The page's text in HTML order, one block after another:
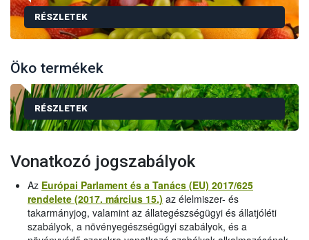
RÉSZLETEK
Öko termékek
RÉSZLETEK
Vonatkozó jogszabályok
Az Európai Parlament és a Tanács (EU) 2017/625
rendelete (2017. március 15.) az élelmiszer- és
takarmányjog, valamint az állategészségügyi és állatjóléti
szabályok, a növényegészségügyi szabályok, és a